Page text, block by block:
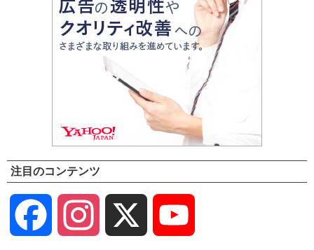
注目のコンテンツ
Facebook Instagram